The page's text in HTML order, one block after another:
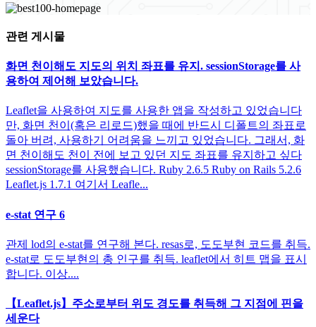
관련 게시물
화면 천이해도 지도의 위치 좌표를 유지. sessionStorage를 사
용하여 제어해 보았습니다.
Leaflet을 사용하여 지도를 사용한 앱을 작성하고 있었습니다
만, 화면 천이(혹은 리로드)했을 때에 반드시 디폴트의 좌표로
돌아 버려, 사용하기 어려움을 느끼고 있었습니다. 그래서, 화
면 천이해도 천이 전에 보고 있던 지도 좌표를 유지하고 싶다
sessionStorage를 사용했습니다. Ruby 2.6.5 Ruby on Rails 5.2.6
Leaflet.js 1.7.1 여기서 Leafle...
e-stat 연구 6
관제 lod의 e-stat를 연구해 본다. resas로, 도도부현 코드를 취득.
e-stat로 도도부현의 총 인구를 취득. leaflet에서 히트 맵을 표시
합니다. 이상....
【Leaflet.js】주소로부터 위도 경도를 취득해 그 지점에 핀을
세운다